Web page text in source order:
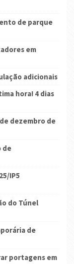
de parque
em
adicionais
hora! 4 dias
dezembro de
de
IP5
do Túnel
de
portagens em